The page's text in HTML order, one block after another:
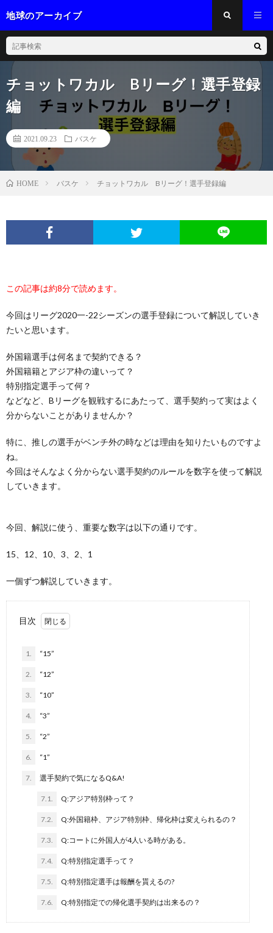
地球のアーカイブ
チョットワカル Bリーグ！選手登録
編
2021.09.23 バスケ
HOME バスケ チョットワカル Bリーグ！選手登録編
この記事は約8分で読めます。
今回はリーグ2020一-22シーズンの選手登録について解説していき
たいと思います。
外国籍選手は何名まで契約できる？
外国籍籍とアジア枠の違いって？
特別指定選手って何？
などなど、Bリーグを観戦するにあたって、選手契約って実はよく
分からないことがありませんか？
特に、推しの選手がベンチ外の時などは理由を知りたいものですよ
ね。
今回はそんなよく分からない選手契約のルールを数字を使って解説
していきます。
今回、解説に使う、重要な数字は以下の通りです。
15、12、10、3、2、1
一個ずつ解説していきます。
目次
1. “15”
2. “12”
3. “10”
4. “3”
5. “2”
6. “1”
7. 選手契約で気になるQ&A!
7.1. Q:アジア特別枠って？
7.2. Q:外国籍枠、アジア特別枠、帰化枠は変えられるの？
7.3. Q:コートに外国人が4人いる時がある。
7.4. Q:特別指定選手って？
7.5. Q:特別指定選手は報酬を貰えるの?
7.6. Q:特別指定での帰化選手契約は出来るの？